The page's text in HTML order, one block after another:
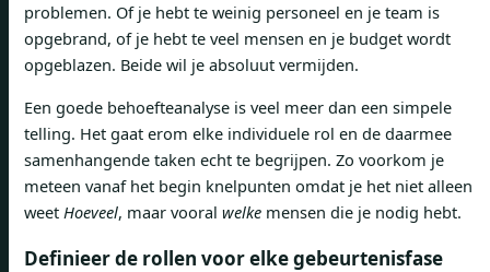
problemen. Of je hebt te weinig personeel en je team is
opgebrand, of je hebt te veel mensen en je budget wordt
opgeblazen. Beide wil je absoluut vermijden.
Een goede behoefteanalyse is veel meer dan een simpele
telling. Het gaat erom elke individuele rol en de daarmee
samenhangende taken echt te begrijpen. Zo voorkom je
meteen vanaf het begin knelpunten omdat je het niet alleen
weet Hoeveel, maar vooral welke mensen die je nodig hebt.
Definieer de rollen voor elke gebeurtenisfase